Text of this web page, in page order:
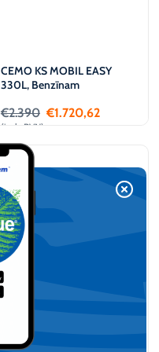
CEMO KS MOBIL EASY
330L, Benzīnam
€2.390 €1.720,62
(iesk. PVN)